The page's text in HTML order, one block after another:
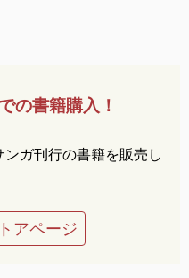
の書籍購入！
ガ刊行の書籍を販売し
アページ